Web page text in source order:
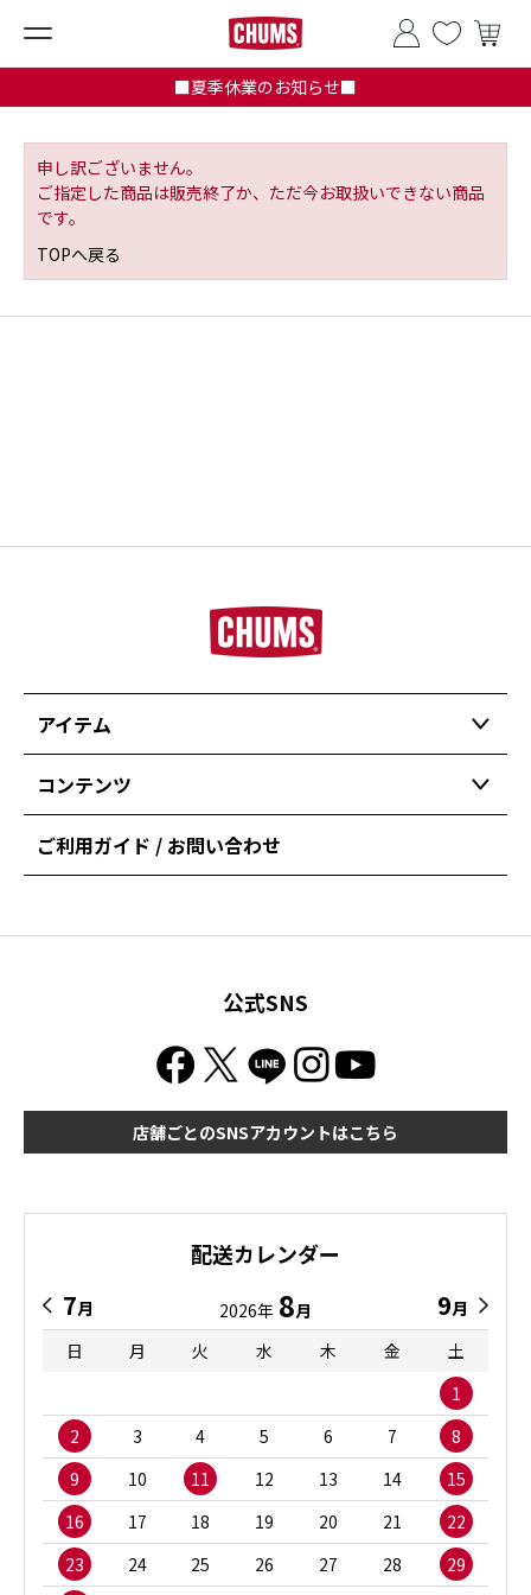
■夏季休業のお知らせ■
申し訳ございません。
ご指定した商品は販売終了か、ただ今お取扱いできない商品
です。
TOPへ戻る
アイテム
コンテンツ
ご利用ガイド / お問い合わせ
公式SNS
店舗ごとのSNSアカウントはこちら
配送カレンダー
7月 2026年 8月 9月
日
月 火 水 木 金
土
1
2
3 4 5 6 7
8
9
10 11 12 13 14
15
16
17 18 19 20 21
22
23
24 25 26 27 28 29